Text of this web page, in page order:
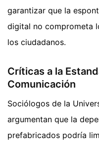
garantizar que la
digital no comprometa
los ciudadanos.
Críticas a la
Comunicación
Sociólogos de la
argumentan que la
prefabricados podría